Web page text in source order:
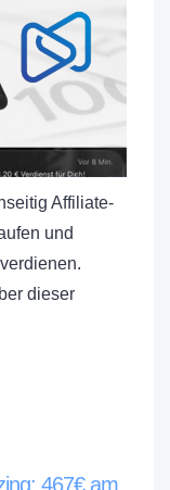
Affiliate-
und
dieser
467€ am